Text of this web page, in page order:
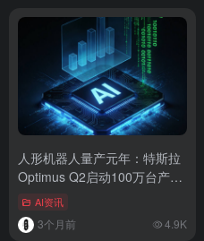
人形机器人量产元年：特斯拉
Optimus Q2启动100万台产能
规划AI资讯
3个月前 4.9K